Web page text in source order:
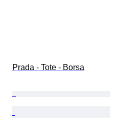
Prada - Tote - Borsa